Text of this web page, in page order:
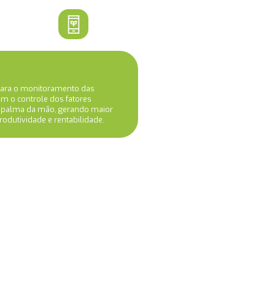
o monitoramento das
o controle dos fatores
da mão, gerando maior
e rentabilidade.